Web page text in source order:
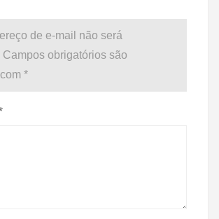
de e-mail não será
Campos obrigatórios são
*